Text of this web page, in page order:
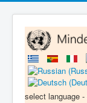
select language